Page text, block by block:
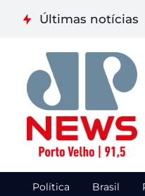
Últimas notícias
etapa de Artes
Política Brasil